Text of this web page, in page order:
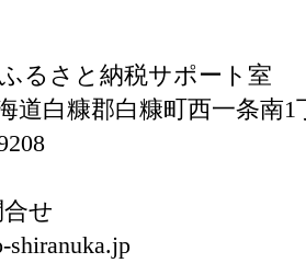
るさと納税サポート室
道白糠郡白糠町西一条南1
せ
shiranuka.jp